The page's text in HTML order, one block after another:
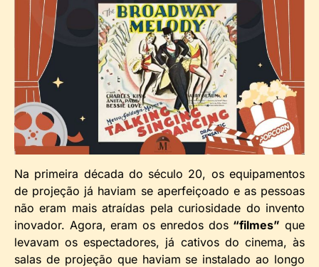
Na primeira década do século 20, os equipamentos
de projeção já haviam se aperfeiçoado e as pessoas
não eram mais atraídas pela curiosidade do invento
inovador. Agora, eram os enredos dos “filmes” que
levavam os espectadores, já cativos do cinema, às
salas de projeção que haviam se instalado ao longo